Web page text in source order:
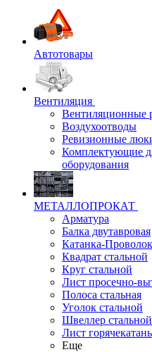
Автотовары
Вентиляция
Вентиляционные
Воздухоотводы
Ревизионные
Комплектующие
оборудования
МЕТАЛЛОПРОКАТ
Арматура
Балка двутавровая
Катанка-
Квадрат стальной
Круг стальной
Лист просечно-
Полоса стальная
Уголок стальной
Швеллер стальной
Лист
Еще